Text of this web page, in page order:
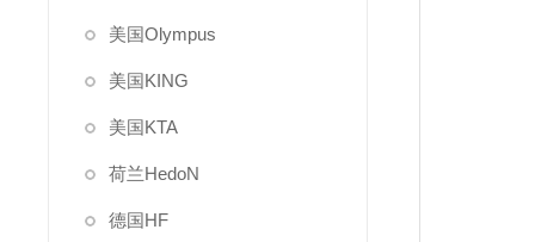
美国Olympus
美国KING
美国KTA
荷兰HedoN
德国HF